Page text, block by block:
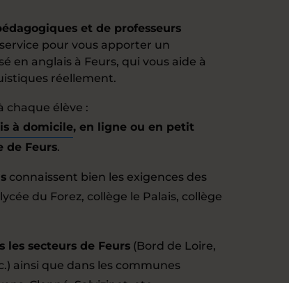
et de professeurs
pour vous apporter un
en anglais à Feurs, qui vous aide à
réellement.
chaque élève :
à domicile, en ligne ou en petit
de Feurs.
connaissent bien les exigences des
du Forez, collège le Palais, collège
les secteurs de Feurs (Bord de Loire,
ainsi que dans les communes